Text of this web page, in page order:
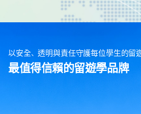
以安全、透明與責任守護每位學生的留
最值得信賴的留遊學品牌